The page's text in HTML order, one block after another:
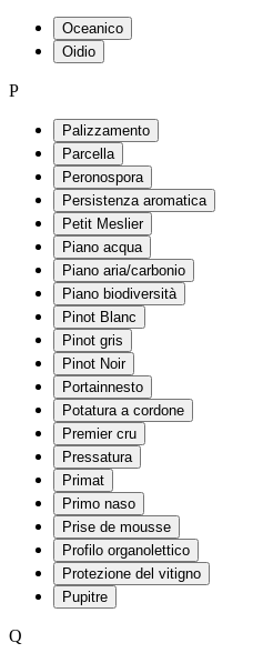
Oceanico
Oidio
P
Palizzamento
Parcella
Peronospora
Persistenza aromatica
Petit Meslier
Piano acqua
Piano aria/carbonio
Piano biodiversità
Pinot Blanc
Pinot gris
Pinot Noir
Portainnesto
Potatura a cordone
Premier cru
Pressatura
Primat
Primo naso
Prise de mousse
Profilo organolettico
Protezione del vitigno
Pupitre
Q